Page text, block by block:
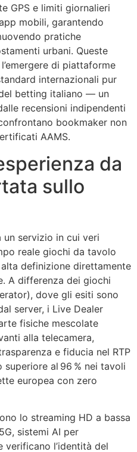
GPS e limiti giornalieri
mobili, garantendo
pratiche
urbani. Queste
di piattaforme
internazionali pur
betting italiano — un
recensioni indipendenti
bookmaker non
AAMS.
da
sullo
un servizio in cui veri
reale giochi da tavolo
definizione direttamente
A differenza dei giochi
dove gli esiti sono
server, i Live Dealer
fisiche mescolate
alla telecamera,
e fiducia nel RTP
al 96 % nei tavoli
europea con zero
lo streaming HD a bassa
sistemi AI per
verificano l’identità del